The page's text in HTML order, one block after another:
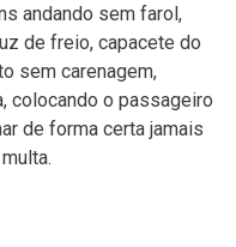
andando sem farol,
de freio, capacete do
sem carenagem,
colocando o passageiro
de forma certa jamais